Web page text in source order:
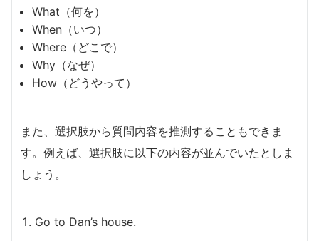
What（何を）
When（いつ）
Where（どこで）
Why（なぜ）
How（どうやって）
また、選択肢から質問内容を推測することもできま
す。例えば、選択肢に以下の内容が並んでいたとしま
しょう。
Go to Dan’s house.